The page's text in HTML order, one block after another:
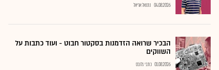
04.08.2026 נתנאל אריאל
הבכיר שרואה הזדמנות בסקטור חבוט - ועוד כתבות על
השווקים
01.08.2026 כתבי גלובס